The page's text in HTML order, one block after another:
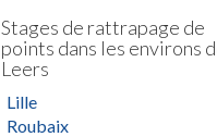
Stages de rattrapage de
points dans les environs
Leers
Lille
Roubaix